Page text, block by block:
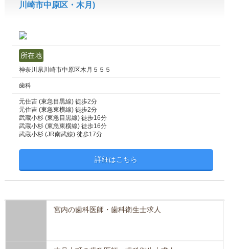
川崎市中原区・木月)
所在地
神奈川県川崎市中原区木月５５５
歯科
元住吉 (東急目黒線) 徒歩2分
元住吉 (東急東横線) 徒歩2分
武蔵小杉 (東急目黒線) 徒歩16分
武蔵小杉 (東急東横線) 徒歩16分
武蔵小杉 (JR南武線) 徒歩17分
詳細はこちら
宮内の歯科医師・歯科衛生士求人